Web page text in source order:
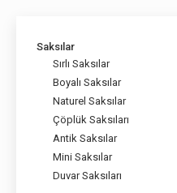
Saksılar
Sırlı Saksılar
Boyalı Saksılar
Naturel Saksılar
Çöplük Saksıları
Antik Saksılar
Mini Saksılar
Duvar Saksıları